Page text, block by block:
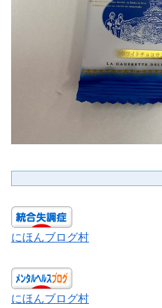
にほんブログ村
にほんブログ村